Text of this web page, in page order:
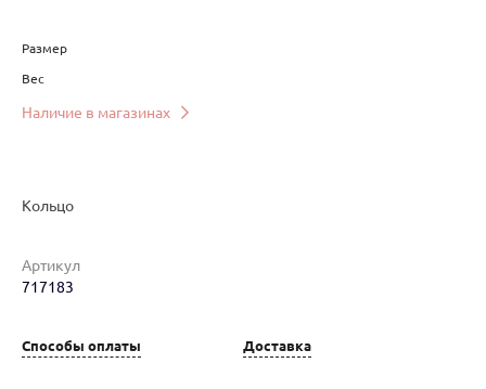
Размер
Вес
Наличие в магазинах
Наименование товара
Кольцо
Артикул
717183
Способы оплаты Доставка